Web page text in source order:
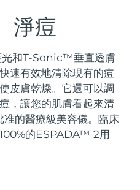
淨痘
和T-Sonic™垂直透膚
速有效地清除現有的痘
皮膚乾燥。它還可以調
，讓您的肌膚看起來清
准的醫療級美容儀。臨床
的ESPADA™ 2用
裝
緊致提拉
裝
預計送達日期
預計送達日期 8/11/26
預計送達日期8/17/26
預計送達日期 8/14/26